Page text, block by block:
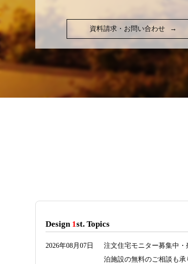
資料請求・お問い合わせ →
Design 1st. Topics
2026年08月07日
注文住宅モニター募集中
泊施設の無料のご相談も承